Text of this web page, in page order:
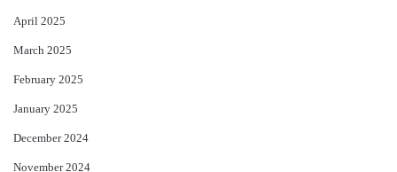
April 2025
March 2025
February 2025
January 2025
December 2024
November 2024